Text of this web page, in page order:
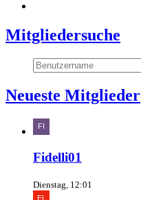
Mitgliedersuche
Neueste Mitglieder
Fidelli01
Dienstag, 12:01